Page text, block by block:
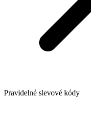
Pravidelné slevové kódy